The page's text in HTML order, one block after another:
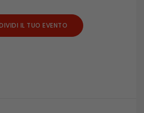
IL TUO EVENTO